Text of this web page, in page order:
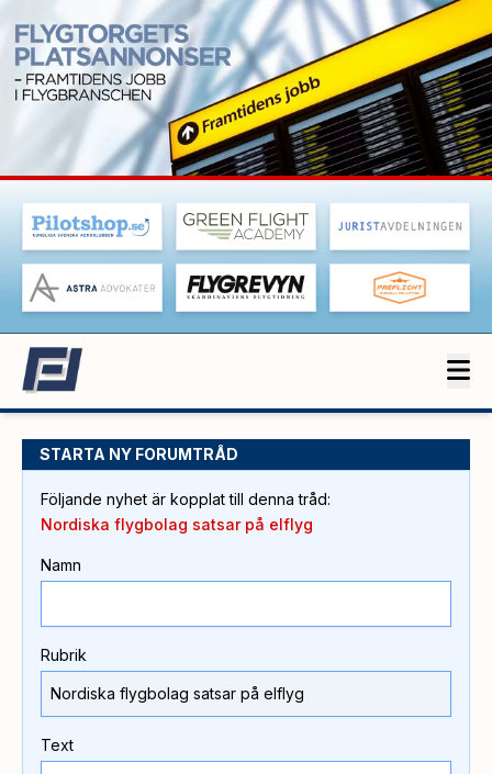
STARTA NY FORUMTRÅD
Följande nyhet är kopplat till denna tråd:
Nordiska flygbolag satsar på elflyg
Namn
Rubrik
Text